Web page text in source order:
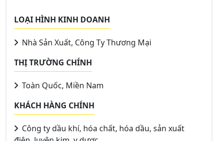
LOẠI HÌNH KINH DOANH
Nhà Sản Xuất, Công Ty Thương Mại
THỊ TRƯỜNG CHÍNH
Toàn Quốc, Miền Nam
KHÁCH HÀNG CHÍNH
Công ty dầu khí, hóa chất, hóa dầu, sản xuất